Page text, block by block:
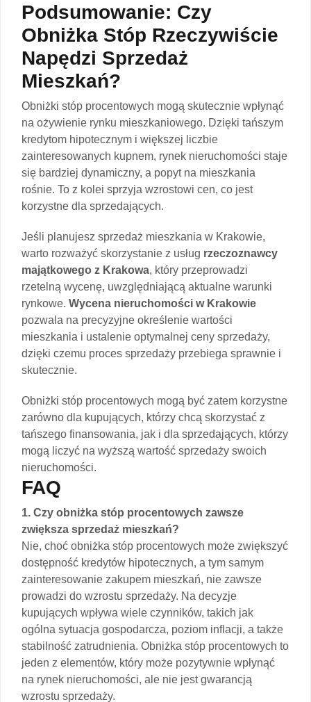
Podsumowanie: Czy
Obniżka Stóp Rzeczywiście
Napędzi Sprzedaż
Mieszkań?
Obniżki stóp procentowych mogą skutecznie wpłynąć
na ożywienie rynku mieszkaniowego. Dzięki tańszym
kredytom hipotecznym i większej liczbie
zainteresowanych kupnem, rynek nieruchomości staje
się bardziej dynamiczny, a popyt na mieszkania
rośnie. To z kolei sprzyja wzrostowi cen, co jest
korzystne dla sprzedających.
Jeśli planujesz sprzedaż mieszkania w Krakowie,
warto rozważyć skorzystanie z usług rzeczoznawcy
majątkowego z Krakowa, który przeprowadzi
rzetelną wycenę, uwzględniającą aktualne warunki
rynkowe. Wycena nieruchomości w Krakowie
pozwala na precyzyjne określenie wartości
mieszkania i ustalenie optymalnej ceny sprzedaży,
dzięki czemu proces sprzedaży przebiega sprawnie i
skutecznie.
Obniżki stóp procentowych mogą być zatem korzystne
zarówno dla kupujących, którzy chcą skorzystać z
tańszego finansowania, jak i dla sprzedających, którzy
mogą liczyć na wyższą wartość sprzedaży swoich
nieruchomości.
FAQ
1. Czy obniżka stóp procentowych zawsze
zwiększa sprzedaż mieszkań?
Nie, choć obniżka stóp procentowych może zwiększyć
dostępność kredytów hipotecznych, a tym samym
zainteresowanie zakupem mieszkań, nie zawsze
prowadzi do wzrostu sprzedaży. Na decyzje
kupujących wpływa wiele czynników, takich jak
ogólna sytuacja gospodarcza, poziom inflacji, a także
stabilność zatrudnienia. Obniżka stóp procentowych to
jeden z elementów, który może pozytywnie wpłynąć
na rynek nieruchomości, ale nie jest gwarancją
wzrostu sprzedaży.